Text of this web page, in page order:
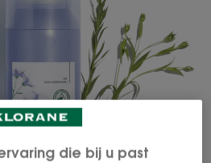
die bij u past